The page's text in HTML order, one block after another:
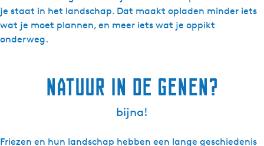
je staat in het landschap. Dat maakt opladen minder iets
wat je moet plannen, en meer iets wat je oppikt
onderweg.
natuur in de genen?
bijna!
Friezen en hun landschap hebben een lange geschiedenis